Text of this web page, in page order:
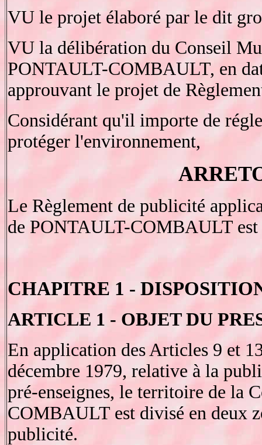
VU le projet élaboré par le dit
VU la délibération du Conseil
PONTAULT-COMBAULT, en
approuvant le projet de
Considérant qu'il importe de
protéger l'environnement,
Le Règlement de publicité
de PONTAULT-COMBAULT
CHAPITRE 1 -
ARTICLE 1 - OBJET DU
En application des Articles 9 et
décembre 1979, relative à la
pré-enseignes, le territoire de la
COMBAULT est divisé en deux
publicité.